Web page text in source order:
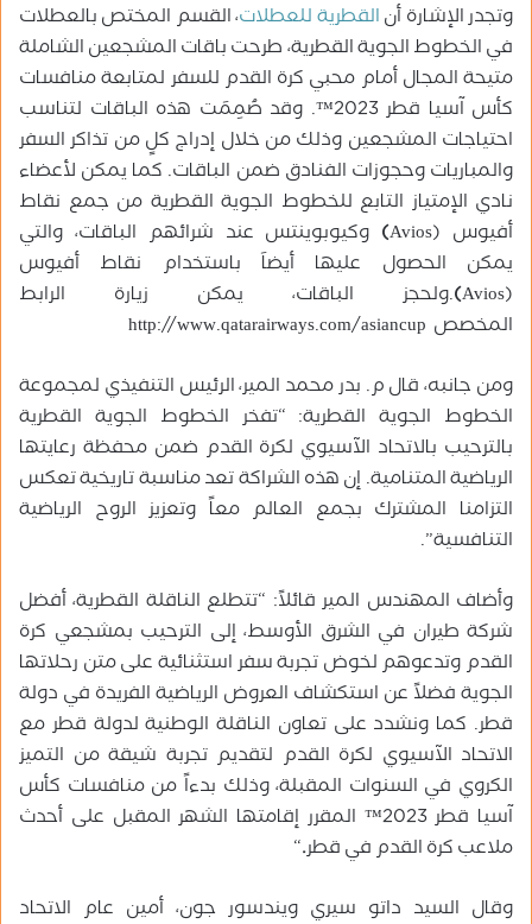
وتجدر الإشارة أنالقطرية للعطلات، القسم المختص بالعطلات
في الخطوط الجوية القطرية، طرحت باقات المشجعين الشاملة
متيحة المجال أمام محبي كرة القدم للسفر لمتابعة منافسات
كأس آسيا قطر 2023™. وقد صُمِمَت هذه الباقات لتناسب
احتياجات المشجعين وذلك من خلال إدراج كلٍ من تذاكر السفر
والمباريات وحجوزات الفنادق ضمن الباقات. كما يمكن لأعضاء
نادي الإمتياز التابع للخطوط الجوية القطرية من جمع نقاط
أفيوس (Avios
) وكيوبوينتس عند شرائهم الباقات، والتي
يمكن الحصول عليها أيضاَ باستخدام نقاط أفيوس
(Avios
).ولحجز الباقات، يمكن زيارة الرابط
المخصص
ومن جانبه، قال م. بدر محمد المير، الرئيس التنفيذي لمجموعة
الخطوط الجوية القطرية: “تفخر الخطوط الجوية القطرية
بالترحيب بالاتحاد الآسيوي لكرة القدم ضمن محفظة رعايتها
الرياضية المتنامية. إن هذه الشراكة تعد مناسبة تاريخية تعكس
التزامنا المشترك بجمع العالم معاً وتعزيز الروح الرياضية
التنافسية”.
وأضاف المهندس المير قائلاً: “تتطلع الناقلة القطرية، أفضل
شركة طيران في الشرق الأوسط، إلى الترحيب بمشجعي كرة
القدم وتدعوهم لخوض تجربة سفر استثنائية على متن رحلاتها
الجوية فضلاً عن استكشاف العروض الرياضية الفريدة في دولة
قطر. كما ونشدد على تعاون الناقلة الوطنية لدولة قطر مع
الاتحاد الآسيوي لكرة القدم لتقديم تجربة شيقة من التميز
الكروي في السنوات المقبلة، وذلك بدءاً من منافسات كأس
آسيا قطر 2023™ المقرر إقامتها الشهر المقبل على أحدث
ملاعب كرة القدم في قطر.
“
وقال السيد داتو سيري ويندسور جون، أمين عام الاتحاد